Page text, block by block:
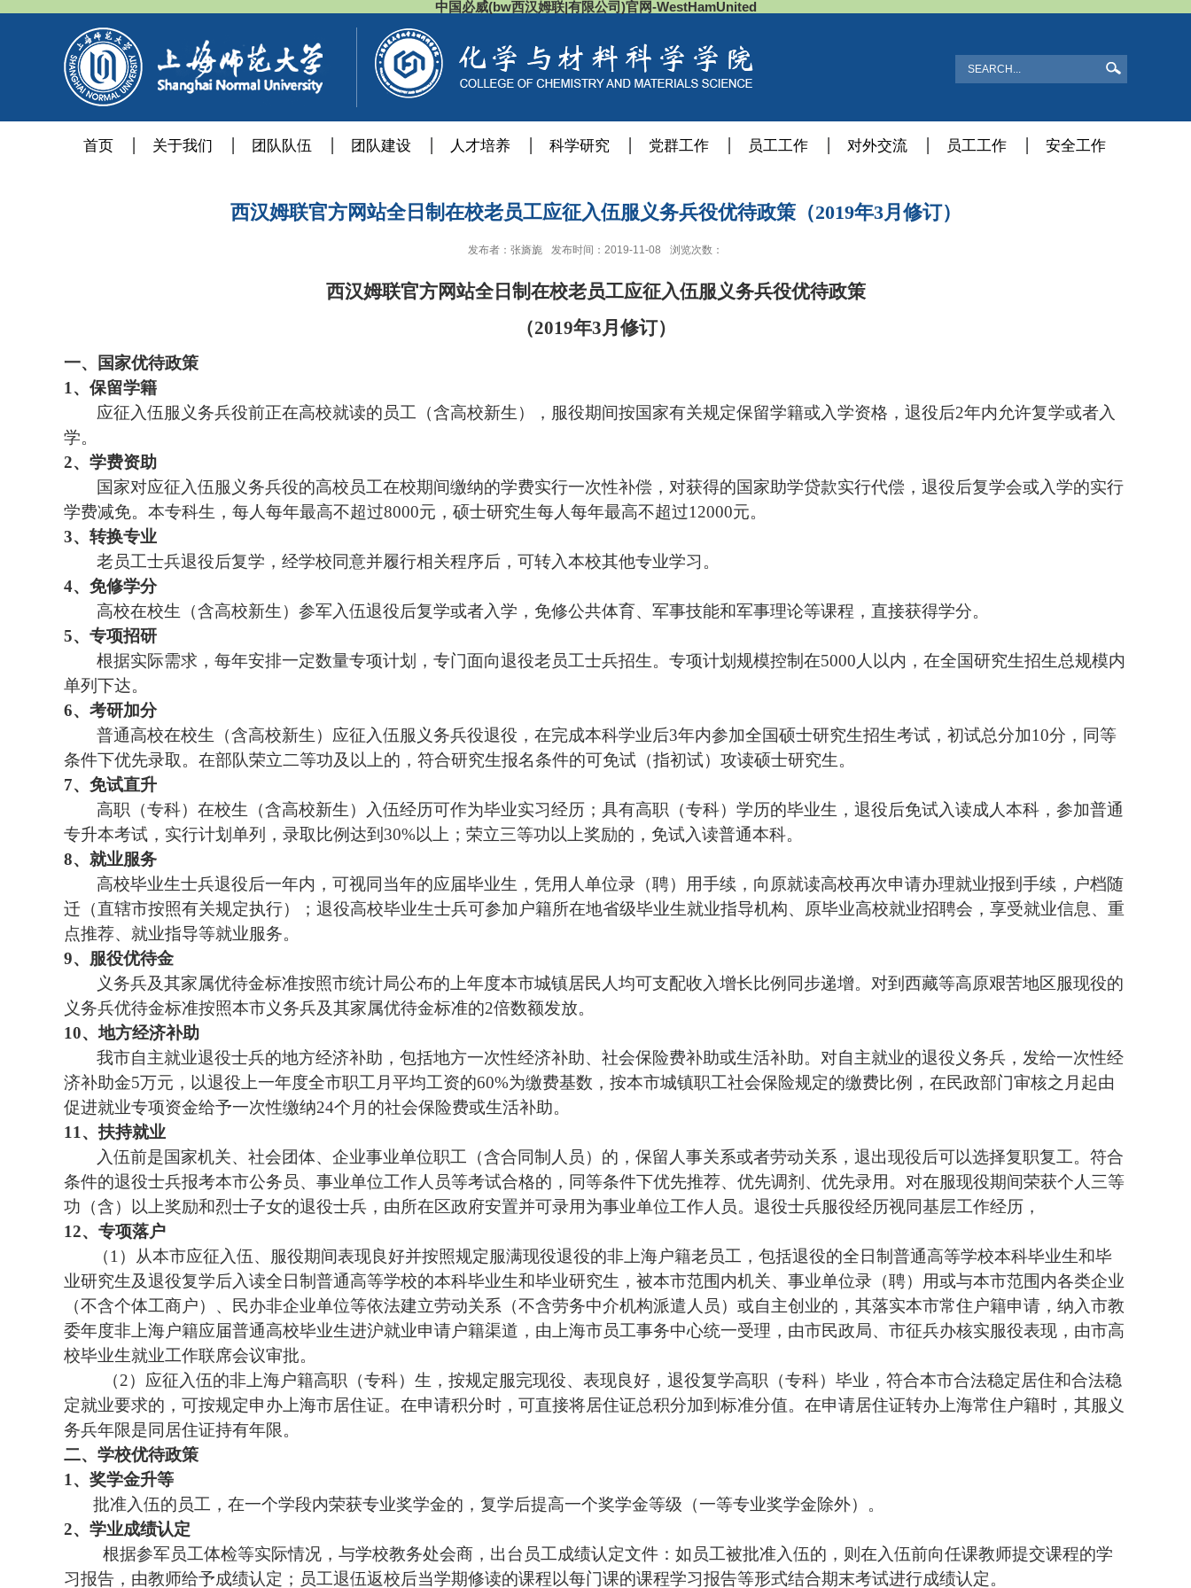
中国必威(bw西汉姆联|有限公司)官网-WestHamUnited
首页 关于我们 团队队伍 团队建设 人才培养 科学研究 党群工作 员工工作 对外交流 员工工作 安全工作
西汉姆联官方网站全日制在校老员工应征入伍服义务兵役优待政策（2019年3月修订）
发布者：张旖旎 发布时间：2019-11-08 浏览次数：
西汉姆联官方网站全日制在校老员工应征入伍服义务兵役优待政策
（2019年3月修订）
一、国家优待政策
1、 保留学籍
应征入伍服义务兵役前正在高校就读的员工（含高校新生），服役期间按国家有关规定保留学籍或入学资格，退役后2年内允许复学或者入
学。
2、 学费资助
国家对应征入伍服义务兵役的高校员工在校期间缴纳的学费实行一次性补偿，对获得的国家助学贷款实行代偿，退役后复学会或入学的实行
学费减免。本专科生，每人每年最高不超过8000元，硕士研究生每人每年最高不超过12000元。
3、 转换专业
老员工士兵退役后复学，经学校同意并履行相关程序后，可转入本校其他专业学习。
4、 免修学分
高校在校生（含高校新生）参军入伍退役后复学或者入学，免修公共体育、军事技能和军事理论等课程，直接获得学分。
5、 专项招研
根据实际需求，每年安排一定数量专项计划，专门面向退役老员工士兵招生。专项计划规模控制在5000 人以内，在全国研究生招生总规模内
单列下达。
6、 考研加分
普通高校在校生（含高校新生）应征入伍服义务兵役退役，在完成本科学业后3年内参加全国硕士研究生招生考试，初试总分加10分，同等
条件下优先录取。在部队荣立二等功及以上的，符合研究生报名条件的可免试（指初试）攻读硕士研究生。
7、 免试直升
高职（专科）在校生（含高校新生）入伍经历可作为毕业实习经历；具有高职（专科）学历的毕业生，退役后免试入读成人本科，参加普通
专升本考试，实行计划单列，录取比例达到 30%以上；荣立三等功以上奖励的，免试入读普通本科。
8、 就业服务
高校毕业生士兵退役后一年内，可视同当年的应届毕业生，凭用人单位录（聘）用手续，向原就读高校再次申请办理就业报到手续，户档随
迁（直辖市按照有关规定执行）；退役高校毕业生士兵可参加户籍所在地省级毕业生就业指导机构、原毕业高校就业招聘会，享受就业信息、重
点推荐、就业指导等就业服务。
9、 服役优待金
义务兵及其家属优待金标准按照市统计局公布的上年度本市城镇居民人均可支配收入增长比例同步递增。对到西藏等高原艰苦地区服现役的
义务兵优待金标准按照本市义务兵及其家属优待金标准的2倍数额发放。
10、地方经济补助
我市自主就业退役士兵的地方经济补助，包括地方一次性经济补助、社会保险费补助或生活补助。对自主就业的退役义务兵，发给一次性经
济补助金5万元，以退役上一年度全市职工月平均工资的60%为缴费基数，按本市城镇职工社会保险规定的缴费比例，在民政部门审核之月起由
促进就业专项资金给予一次性缴纳24个月的社会保险费或生活补助。
11、扶持就业
入伍前是国家机关、社会团体、企业事业单位职工（含合同制人员）的，保留人事关系或者劳动关系，退出现役后可以选择复职复工。符合
条件的退役士兵报考本市公务员、事业单位工作人员等考试合格的，同等条件下优先推荐、优先调剂、优先录用。对在服现役期间荣获个人三等
功（含）以上奖励和烈士子女的退役士兵，由所在区政府安置并可录用为事业单位工作人员。退役士兵服役经历视同基层工作经历，
12、 专项落户
（1 ）从本市应征入伍、服役期间表现良好并按照规定服满现役退役的非上海户籍老员工，包括退役的全日制普通高等学校本科毕业生和毕
业研究生及退役复学后入读全日制普通高等学校的本科毕业生和毕业研究生，被本市范围内机关、事业单位录（聘）用或与本市范围内各类企业
（不含个体工商户）、民办非企业单位等依法建立劳动关系（不含劳务中介机构派遣人员）或自主创业的，其落实本市常住户籍申请，纳入市教
委年度非上海户籍应届普通高校毕业生进沪就业申请户籍渠道，由上海市员工事务中心统一受理，由市民政局、市征兵办核实服役表现，由市高
校毕业生就业工作联席会议审批。
（2）应征入伍的非上海户籍高职（专科）生，按规定服完现役、表现良好，退役复学高职（专科）毕业，符合本市合法稳定居住和合法稳
定就业要求的，可按规定申办上海市居住证。在申请积分时，可直接将居住证总积分加到标准分值。在申请居住证转办上海常住户籍时，其服义
务兵年限是同居住证持有年限。
二、学校优待政策
1、 奖学金升等
批准入伍的员工，在一个学段内荣获专业奖学金的，复学后提高一个奖学金等级（一等专业奖学金除外）。
2、 学业成绩认定
根据参军员工体检等实际情况，与学校教务处会商，出台员工成绩认定文件：如员工被批准入伍的，则在入伍前向任课教师提交课程的学
习报告，由教师给予成绩认定；员工退伍返校后当学期修读的课程以每门课的课程学习报告等形式结合期末考试进行成绩认定。